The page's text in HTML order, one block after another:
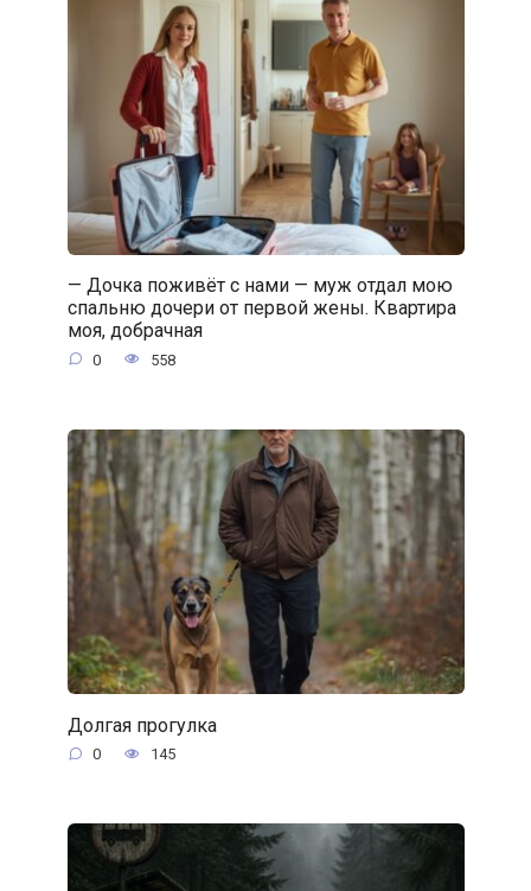
— Дочка поживёт с нами — муж отдал мою
спальню дочери от первой жены. Квартира
моя, добрачная
0 558
Долгая прогулка
0 145